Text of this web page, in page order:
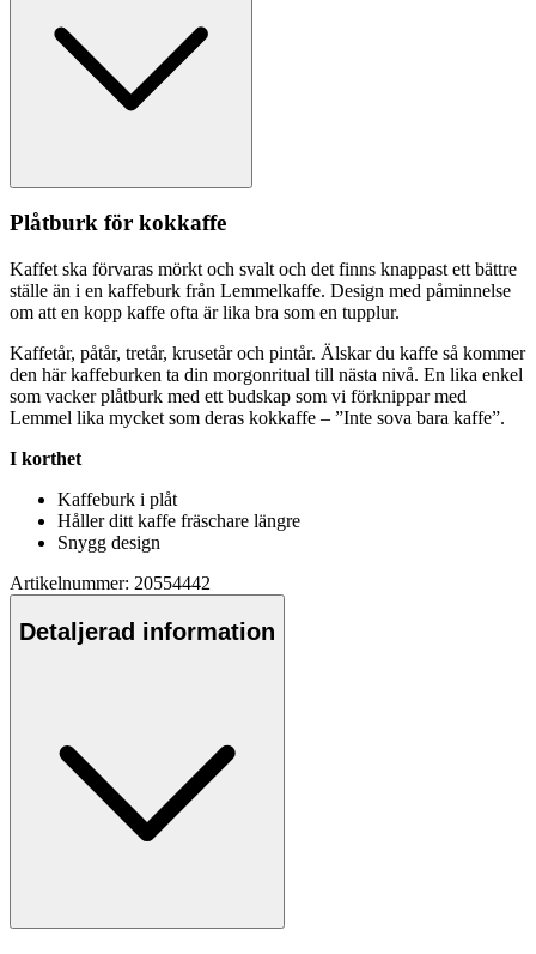
Plåtburk för kokkaffe
Kaffet ska förvaras mörkt och svalt och det finns knappast ett bättre
ställe än i en kaffeburk från Lemmelkaffe. Design med påminnelse
om att en kopp kaffe ofta är lika bra som en tupplur.
Kaffetår, påtår, tretår, krusetår och pintår. Älskar du kaffe så kommer
den här kaffeburken ta din morgonritual till nästa nivå. En lika enkel
som vacker plåtburk med ett budskap som vi förknippar med
Lemmel lika mycket som deras kokkaffe – ”Inte sova bara kaffe”.
I korthet
Kaffeburk i plåt
Håller ditt kaffe fräschare längre
Snygg design
Artikelnummer: 20554442
Detaljerad information